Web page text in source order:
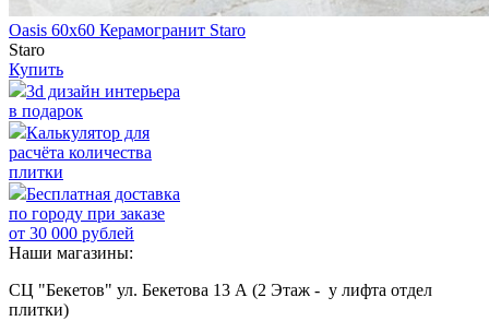
Oasis 60х60 Керамогранит Staro
Staro
Купить
3d дизайн интерьера
в подарок
Калькулятор для
расчёта количества
плитки
Бесплатная доставка
по городу при заказе
от 30 000 рублей
Наши магазины:
СЦ "Бекетов" ул. Бекетова 13 А (2 Этаж - у лифта отдел
плитки)